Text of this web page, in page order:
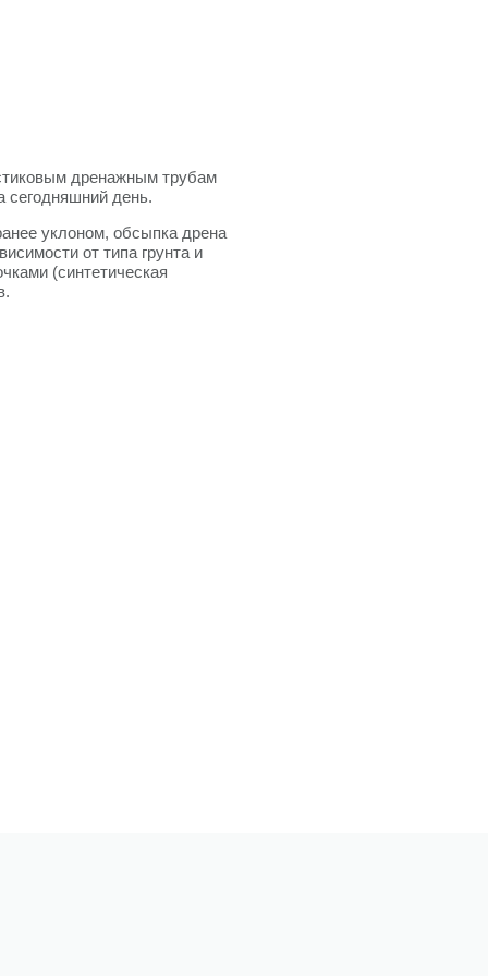
дренажным трубам
сегодняшний день.
уклоном, обсыпка дрена
от типа грунта и
(синтетическая